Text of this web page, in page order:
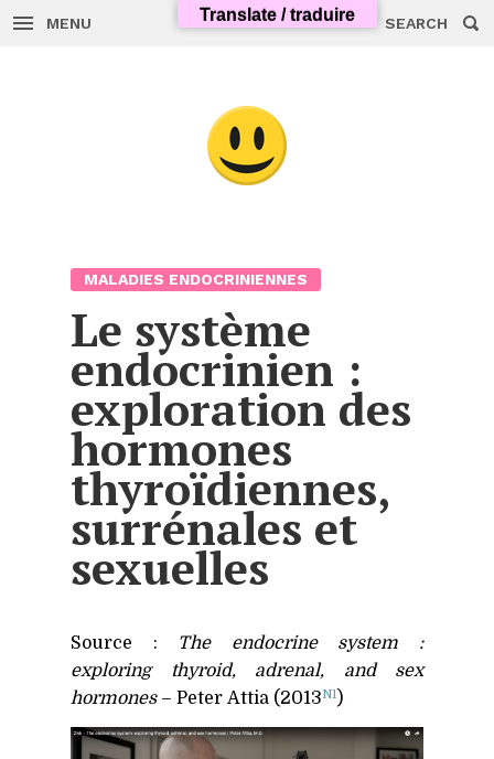
MENU SEARCH
MALADIES ENDOCRINIENNES
Le système
endocrinien :
exploration des
hormones
thyroïdiennes,
surrénales et
sexuelles
Source : The endocrine system :
exploring thyroid, adrenal, and sex
hormones– Peter Attia (2013N1)
Translate / traduire